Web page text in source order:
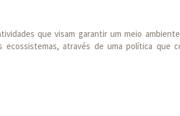
que visam garantir um meio
através de uma política que